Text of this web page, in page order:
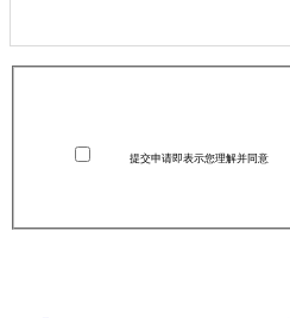
提交申请即表示您理解并同意